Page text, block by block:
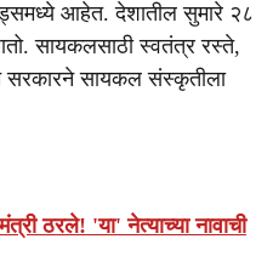
आहेत. देशातील सुमारे २८
सायकलसाठी स्वतंत्र रस्ते,
सरकारने सायकल संस्कृतीला
ठरले! 'या' नेत्याच्या नावाची